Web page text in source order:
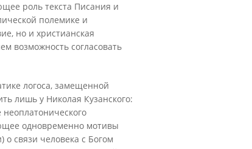
роль текста Писания и
полемике и
но и христианская
возможность согласовать
логоса, замещенной
лишь у Николая Кузанского:
одновременно мотивы
о связи человека с Богом